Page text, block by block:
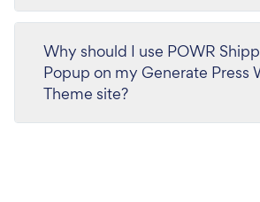
Why should I use POWR
Popup on my Generate Press
Theme site?